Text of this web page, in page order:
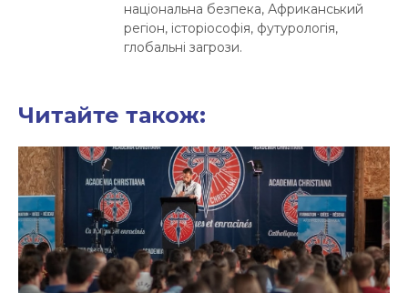
національна безпека, Африканський
регіон, історіософія, футурологія,
глобальні загрози.
Читайте також: